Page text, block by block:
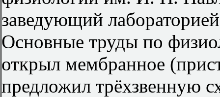
заведующий
Основные труды по
открыл мембранное
предложил трёхзвенную